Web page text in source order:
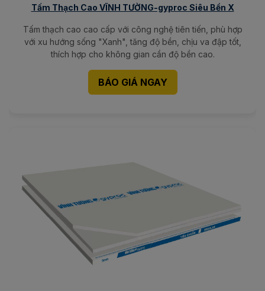
Tấm Thạch Cao VĨNH TƯỜNG-gyproc Siêu Bền X
Tấm thạch cao cao cấp với công nghệ tiên tiến, phù hợp
với xu hướng sống "Xanh", tăng độ bền, chịu va đập tốt,
thích hợp cho không gian cần độ bền cao.
BÁO GIÁ NGAY